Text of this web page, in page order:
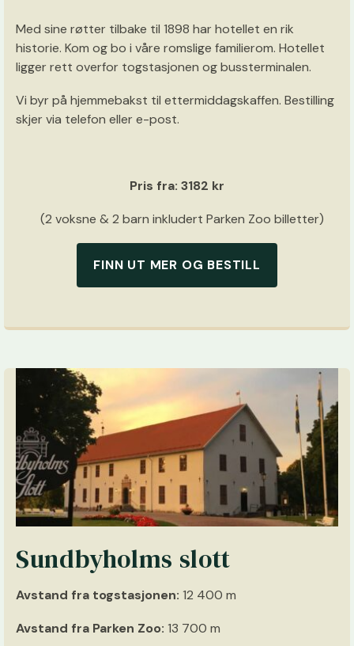
Med sine røtter tilbake til 1898 har hotellet en rik
historie. Kom og bo i våre romslige familierom. Hotellet
ligger rett overfor togstasjonen og bussterminalen.
Vi byr på hjemmebakst til ettermiddagskaffen. Bestilling
skjer via telefon eller e-post.
Pris fra: 3182 kr
(2 voksne & 2 barn inkludert Parken Zoo billetter)
FINN UT MER OG BESTILL
Sundbyholms slott
Avstand fra togstasjonen: 12 400 m
Avstand fra Parken Zoo: 13 700 m